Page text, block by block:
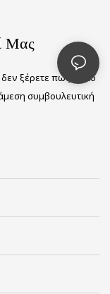
Μας
δεν ξέρετε πώς να το
συμβουλευτική